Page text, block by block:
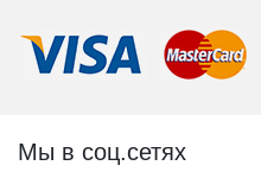
Мы в соц.сетях